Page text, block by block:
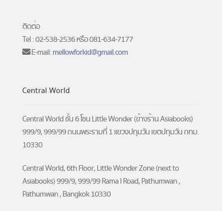
ติดต่อ
Tel : 02-538-2536 หรือ 081-634-7177
E-mail:mellowforkid@gmail.com
Central World
Central World ชั้น 6 โซน Little Wonder (ข้างร้าน Asiabooks)
999/9, 999/99 ถนนพระรามที่ 1 แขวงปทุมวัน เขตปทุมวัน กทม.
10330
Central World, 6th Floor, Little Wonder Zone (next to
Asiabooks) 999/9, 999/99 Rama I Road, Pathumwan ,
Pathumwan , Bangkok 10330